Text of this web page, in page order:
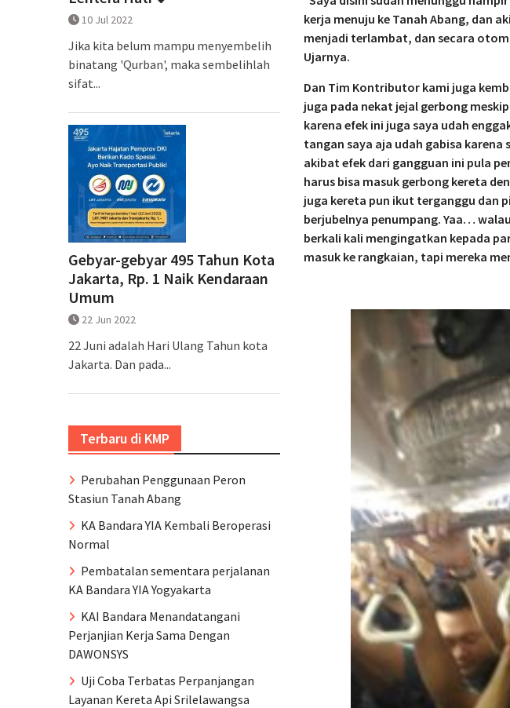
kerja menuju ke Tanah Abang, dan
menjadi terlambat, dan secara
Ujarnya.
Dan Tim Kontributor kami juga
juga pada nekat jejal gerbong
karena efek ini juga saya udah
tangan saya aja udah gabisa
akibat efek dari gangguan ini pula
harus bisa masuk gerbong kereta
juga kereta pun ikut terganggu dan
berjubelnya penumpang. Yaa…
berkali kali mengingatkan kepada
masuk ke rangkaian, tapi mereka
10 Jul 2022
Jika kita belum mampu menyembelih
binatang 'Qurban', maka sembelihlah
sifat...
Gebyar-gebyar 495 Tahun Kota
Jakarta, Rp. 1 Naik Kendaraan
Umum
22 Jun 2022
22 Juni adalah Hari Ulang Tahun kota
Jakarta. Dan pada...
Terbaru di KMP
Perubahan Penggunaan Peron
Stasiun Tanah Abang
KA Bandara YIA Kembali Beroperasi
Normal
Pembatalan sementara perjalanan
KA Bandara YIA Yogyakarta
KAI Bandara Menandatangani
Perjanjian Kerja Sama Dengan
DAWONSYS
Uji Coba Terbatas Perpanjangan
Layanan Kereta Api Srilelawangsa